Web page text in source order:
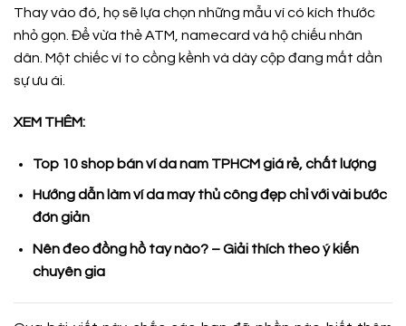
Thay vào đó, họ sẽ lựa chọn những mẫu ví có kích thước
nhỏ gọn. Để vừa thẻ ATM, namecard và hộ chiếu nhân
dân. Một chiếc ví to cồng kềnh và dày cộp đang mất dần
sự ưu ái.
XEM THÊM:
Top 10 shop bán ví da nam TPHCM giá rẻ, chất lượng
Hướng dẫn làm ví da may thủ công đẹp chỉ với vài bước
đơn giản
Nên đeo đồng hồ tay nào? – Giải thích theo ý kiến
chuyên gia